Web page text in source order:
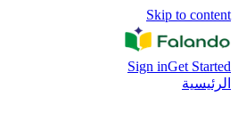
Skip to content
Sign inGet Started
الرئيسية